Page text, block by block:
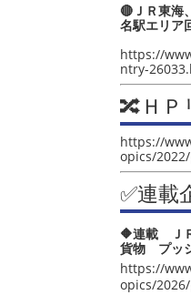
🔴ＪＲ東海
名駅エリア
https://
ntry-
🔀ＨＰ
https://
opics/
✅連載
🔶連載 Ｊ
貨物 プッ
https://
opics/